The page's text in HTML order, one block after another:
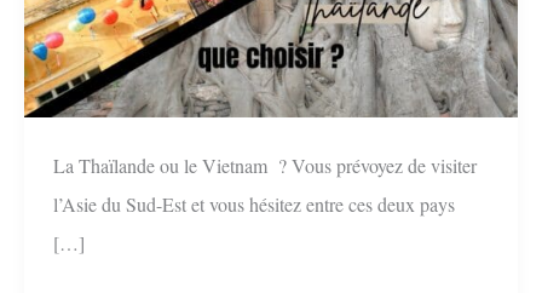
La Thaïlande ou le Vietnam ? Vous prévoyez de visiter
l’Asie du Sud-Est et vous hésitez entre ces deux pays
[…]